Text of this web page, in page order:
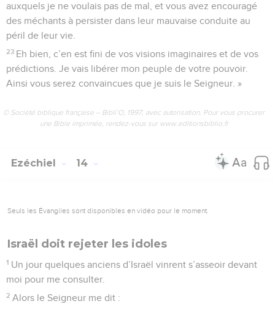
auxquels je ne voulais pas de mal, et vous avez encouragé
des méchants à persister dans leur mauvaise conduite au
péril de leur vie.
23 Eh bien, c’en est fini de vos visions imaginaires et de vos
prédictions. Je vais libérer mon peuple de votre pouvoir.
Ainsi vous serez convaincues que je suis le Seigneur. »
© Société biblique française – Bibli’O, 1997, avec autorisation. Pour vous procurer
une Bible imprimée, rendez-vous sur www.editionsbiblio.fr
Ezéchiel 14
Seuls les Évangiles sont disponibles en vidéo pour le moment.
Israël doit rejeter les idoles
1 Un jour quelques anciens d’Israël vinrent s’asseoir devant
moi pour me consulter.
2 Alors le Seigneur me dit :